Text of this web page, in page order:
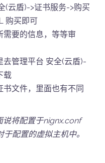
(云盾)->证书服务->购买
购买即可
需要的信息，等等审
去管理平台 安全(云盾)-
载
文件，里面也有不同
说将配置于nignx.conf
配置的虚拟主机中。